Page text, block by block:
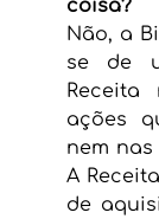
coisa?
Não, a
se de
ações
nem
A
de